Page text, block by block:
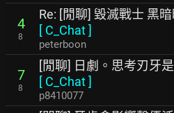
4
8
Re: [閒聊] 毀滅戰士 黑
[ C_Chat]
peterboon
7
8
[閒聊] 日劇。思考刃牙
[ C_Chat]
p8410077